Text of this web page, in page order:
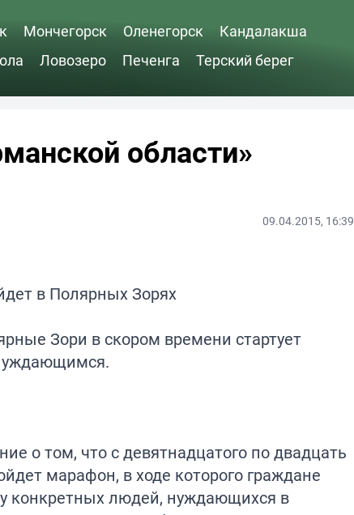
Мончегорск Оленегорск
Кандалакша
Ловозеро Печенга Терский берег
области»
09.04.2015, 16:39
Зори в скором времени стартует
о том, что с девятнадцатого по двадцать
марафон, в ходе которого граждане
конкретных людей, нуждающихся в